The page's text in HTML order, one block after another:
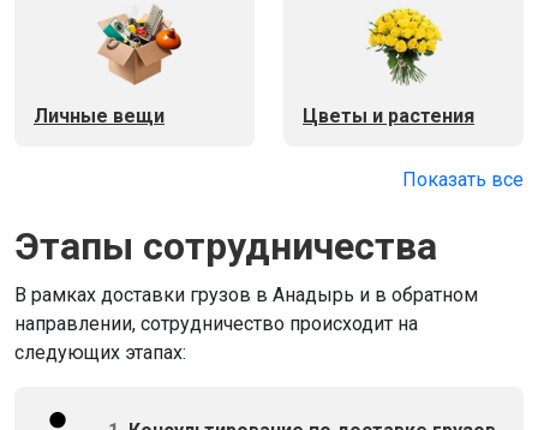
Личные вещи Цветы и растения
Показать все
Этапы сотрудничества
В рамках доставки грузов в Анадырь и в обратном
направлении, сотрудничество происходит на
следующих этапах: